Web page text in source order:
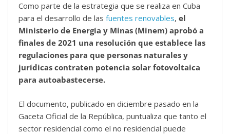
Como parte de la estrategia que se realiza en Cuba
para el desarrollo de las fuentes renovables, el
Ministerio de Energía y Minas (Minem) aprobó a
finales de 2021 una resolución que establece las
regulaciones para que personas naturales y
jurídicas contraten potencia solar fotovoltaica
para autoabastecerse.
El documento, publicado en diciembre pasado en la
Gaceta Oficial de la República, puntualiza que tanto el
sector residencial como el no residencial puede